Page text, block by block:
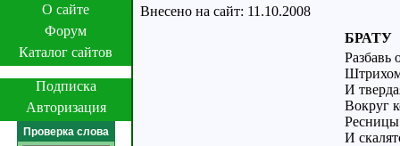
О сайте
Форум
Каталог сайтов
Подписка
Авторизация
Проверка слова
Внесено на сайт: 11.10.2008
БРАТУ
Разбавь
Штрихом
И
Вокруг
Ресницы
И